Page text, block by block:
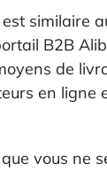
similaire
B2B
de
en
vous ne